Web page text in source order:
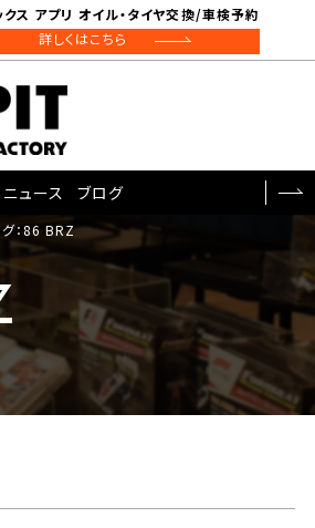
クス アプリ オイル・タイヤ交換/車検予約
詳しくはこちら
ニュース ブログ
：86 BRZ